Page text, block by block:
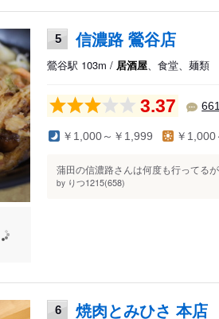
5 信濃路 鶯谷店
鶯谷駅 103m / 居酒屋、食堂、麺類
3.37 661
￥1,000～￥1,999 ￥
蒲田の信濃路さんは何度も行ってる
by りつ1215(658)
6 焼肉とみひさ 本店